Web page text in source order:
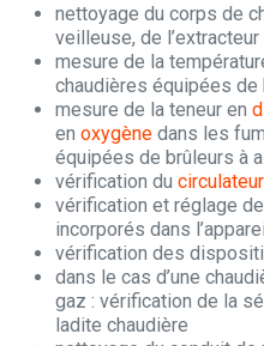
nettoyage du corps de
veilleuse, de
mesure de la
chaudières équipées de
mesure de la teneur en
enoxygène dans les
équipées de brûleurs à
vérification ducirculateur
vérification et réglage
incorporés dans
vérification des
dans le cas d’une
gaz : vérification de la
ladite chaudière